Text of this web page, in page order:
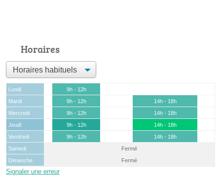
Horaires
Lundi
9h - 12h
Mardi
9h - 12h
14h - 18h
Mercredi
9h - 12h
14h - 18h
Jeudi
9h - 12h
14h - 18h
Vendredi
9h - 12h
14h - 18h
Samedi
Fermé
Dimanche
Fermé
Signaler une erreur